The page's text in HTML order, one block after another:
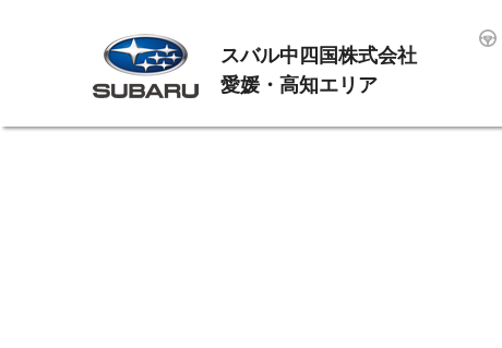
スバル中四国株式会社
愛媛・高知エリア